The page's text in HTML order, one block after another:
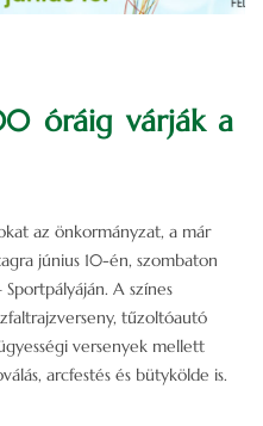
óráig várják a
az önkormányzat, a már
június 10-én, szombaton
A színes
tűzoltóautó
versenyek mellett
arcfestés és bütykölde is.